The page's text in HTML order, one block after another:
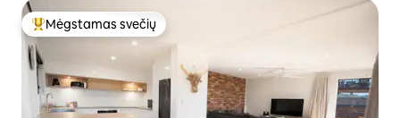
Svečių mėgstamiausias
Mėgstamas svečių